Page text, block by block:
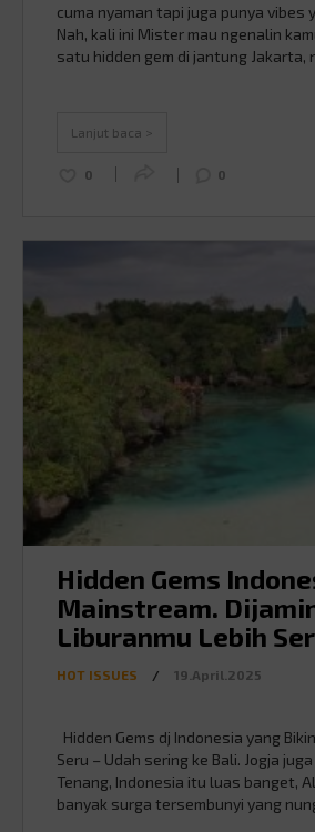
cuma nyaman tapi juga punya vibes
Nah, kali ini Mister mau ngenalin
satu hidden gem di jantung Jakarta,
Lanjut baca >
0 0
Hidden Gems
Mainstream.
Liburanmu Lebih
HOT ISSUES / 19.April.2025
Hidden Gems dj Indonesia yang
Seru – Udah sering ke Bali. Jogja
Tenang, Indonesia itu luas banget,
banyak surga tersembunyi yang